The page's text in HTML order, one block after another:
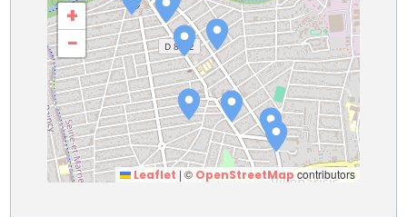
+
−
Leaflet | © OpenStreetMapcontributors